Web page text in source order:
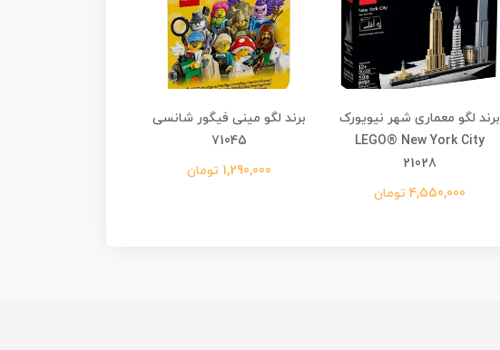
برند لگو معماری شهر نیویورک
LEGO® New York City
21028
4,550,000 تومان
برند لگو مینی فیگور شانسی
71045
1,290,000 تومان